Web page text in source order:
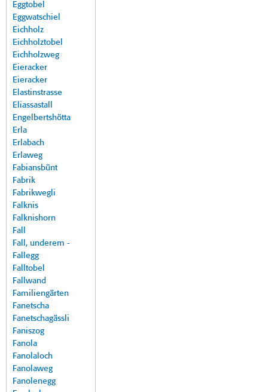
Eggtobel
Eggwatschiel
Eichholz
Eichholztobel
Eichholzweg
Eieracker
Eieracker
Elastinstrasse
Eliassastall
Engelbertshötta
Erla
Erlabach
Erlaweg
Fabiansbünt
Fabrik
Fabrikwegli
Falknis
Falknishorn
Fall
Fall, underem -
Fallegg
Falltobel
Fallwand
Familiengärten
Fanetscha
Fanetschagässli
Faniszog
Fanola
Fanolaloch
Fanolaweg
Fanolenegg